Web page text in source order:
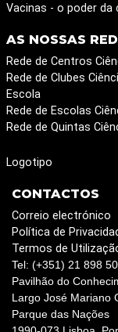
Vacinas - o poder da
AS NOSSAS
Rede de Centros
Rede de Clubes
Escola
Rede de Escolas
Rede de Quintas
Logotipo
CONTACTOS
Correio electrónico
Política de
Termos de
Tel: (+351) 21 898
Pavilhão do
Largo José Mariano
Parque das Nações